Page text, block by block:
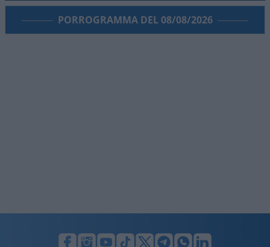
PORROGRAMMA DEL 08/08/2026